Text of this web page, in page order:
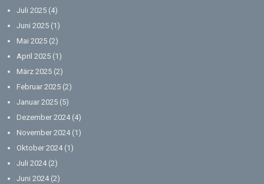
Juli 2025 (4)
Juni 2025 (1)
Mai 2025 (2)
April 2025 (1)
März 2025 (2)
Februar 2025 (2)
Januar 2025 (5)
Dezember 2024(4)
November 2024(1)
Oktober 2024(1)
Juli 2024(2)
Juni 2024(2)